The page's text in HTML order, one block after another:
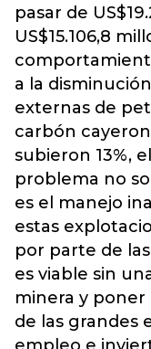
pasar de
US$15.106,8
a la
externas de
carbón
subieron 13%,
problema no
es el manejo
estas
por parte de
es viable sin
minera y
de las grandes